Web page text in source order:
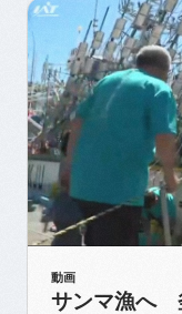
動画
サンマ漁へ